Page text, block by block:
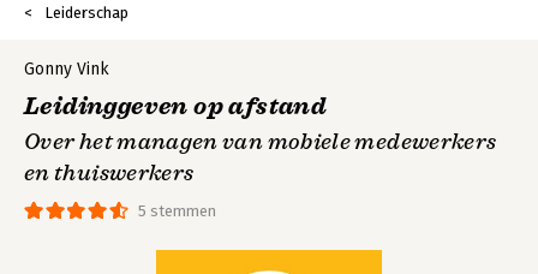
Leiderschap
5 stemmen
Gonny Vink
Leidinggeven op afstand
Over het managen van mobiele medewerkers
en thuiswerkers